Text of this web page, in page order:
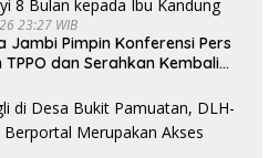
23:27 WIB
Jambi Pimpin Konferensi Pers
TPPO dan Serahkan Kembali